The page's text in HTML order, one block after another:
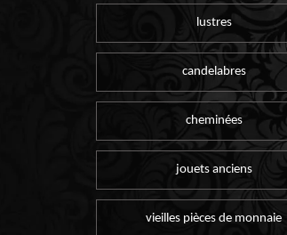
lustres
candelabres
cheminées
jouets anciens
vieilles pièces de monnaie